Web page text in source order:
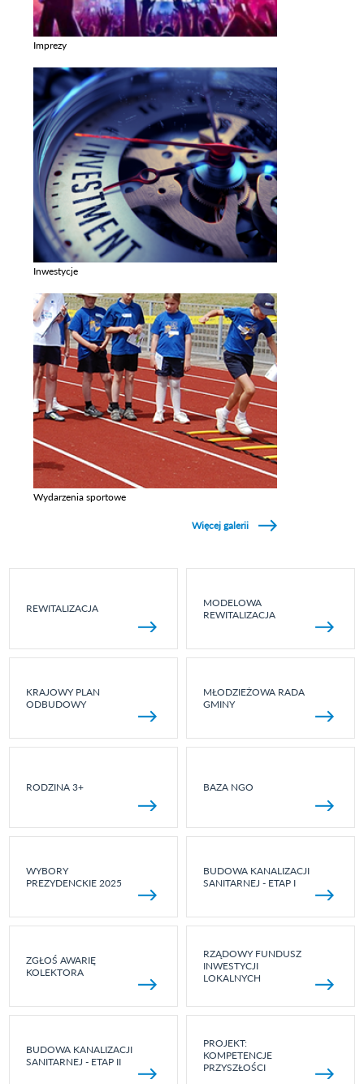
Imprezy
Inwestycje
Wydarzenia sportowe
Więcej galerii
REWITALIZACJA
MODELOWA
REWITALIZACJA
KRAJOWY PLAN
ODBUDOWY
MŁODZIEŻOWA RADA
GMINY
RODZINA 3+ BAZA NGO
WYBORY
PREZYDENCKIE 2025
BUDOWA KANALIZACJI
SANITARNEJ - ETAP I
ZGŁOŚ AWARIĘ
KOLEKTORA
RZĄDOWY FUNDUSZ
INWESTYCJI
LOKALNYCH
BUDOWA KANALIZACJI
SANITARNEJ - ETAP II
PROJEKT:
KOMPETENCJE
PRZYSZŁOŚCI